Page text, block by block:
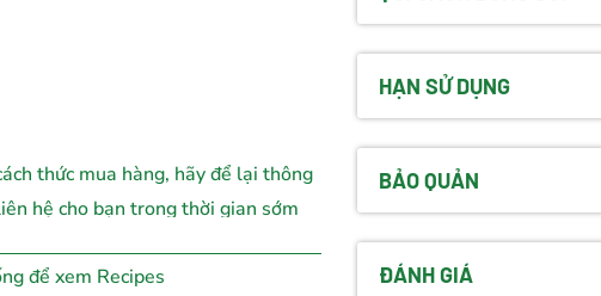
thức mua hàng, hãy để lại thông
hệ cho bạn trong thời gian sớm
để xem Recipes
HẠN SỬ DỤNG
BẢO QUẢN
ĐÁNH GIÁ